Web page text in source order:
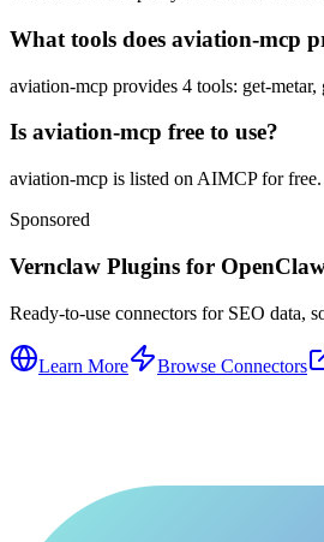
What tools does aviation-mcp
aviation-mcp provides 4 tools: get-
Is aviation-mcp free to use?
aviation-mcp is listed on AIMCP for
Sponsored
Vernclaw Plugins for
Ready-to-use connectors for SEO data,
Learn More Browse Connectors